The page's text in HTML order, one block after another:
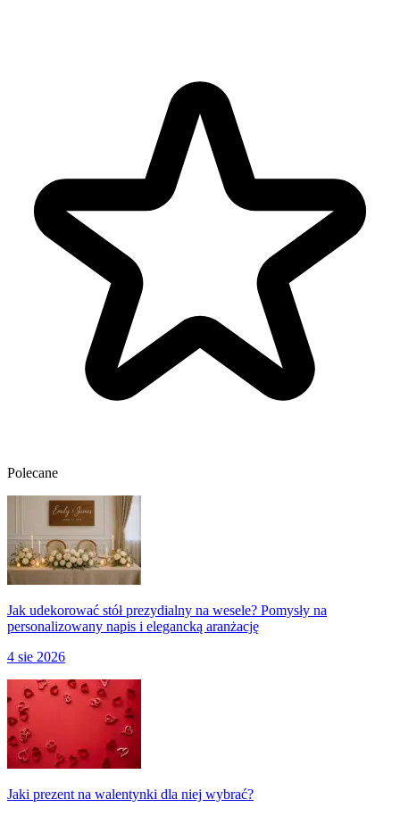
Polecane
Jak udekorować stół prezydialny na wesele? Pomysły na
personalizowany napis i elegancką aranżację
4 sie 2026
Jaki prezent na walentynki dla niej wybrać?